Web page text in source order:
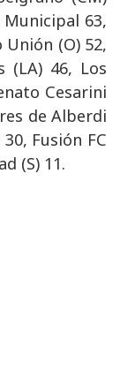
Municipal 63,
Unión (O) 52,
(LA) 46, Los
Cesarini
de Alberdi
Fusión FC
(S) 11.